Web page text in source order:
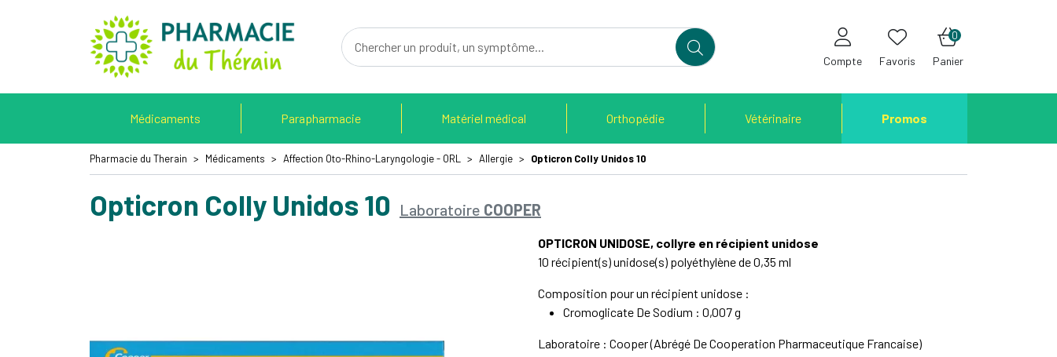
Pharmacie du Therain Votre pharmacie en ligne à votre service
Compte Favoris Panier
0
Médicaments Parapharmacie Matériel médical Orthopédie Vétérinaire Promos
Pharmacie du Therain Médicaments Affection Oto-Rhino-Laryngologie - ORL Allergie Opticron Colly Unidos 10
Opticron Colly Unidos 10 Laboratoire COOPER
OPTICRON UNIDOSE, collyre en récipient unidose
10 récipient(s) unidose(s) polyéthylène de 0,35 ml
Composition pour un récipient unidose :
Cromoglicate De Sodium : 0,007 g
Laboratoire : Cooper (Abrégé De Cooperation Pharmaceutique Francaise)